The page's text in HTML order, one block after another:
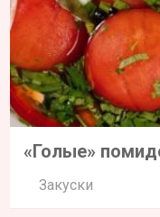
«Голые»
Закуски